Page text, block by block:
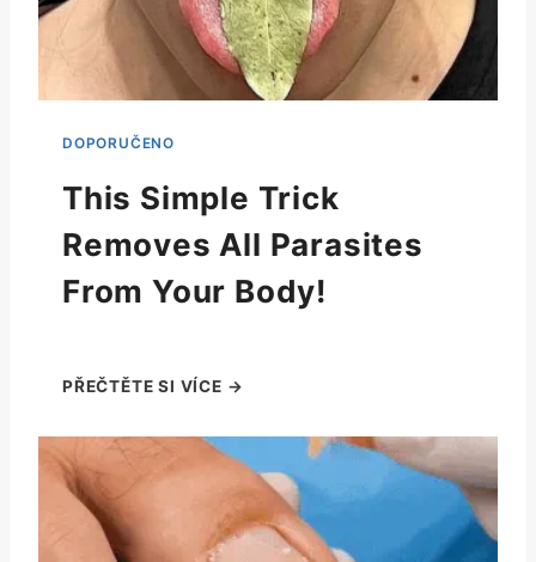
This Simple Trick
Removes All Parasites
From Your Body!